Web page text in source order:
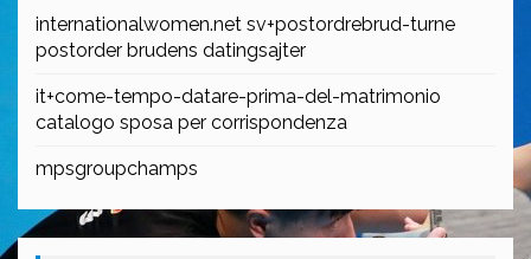
internationalwomen.net sv+postordrebrud-turne
postorder brudens datingsajter
it+come-tempo-datare-prima-del-matrimonio
catalogo sposa per corrispondenza
mpsgroupchamps